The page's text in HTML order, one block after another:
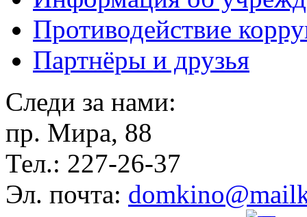
Противодействие
Партнёры и друзья
Следи за нами:
пр. Мира, 88
Тел.: 227-26-37
Эл. почта: